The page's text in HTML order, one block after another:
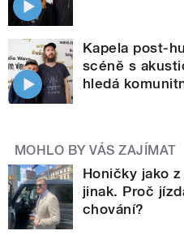
Kapela post-
scéně s
hledá
MOHLO BY VÁS ZAJÍMAT
Honičky jako
jinak. Proč
chování?